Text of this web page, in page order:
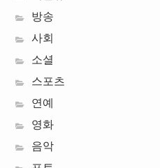
방송
사회
소셜
스포츠
연예
영화
음악